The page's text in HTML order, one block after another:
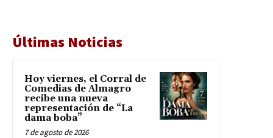
Últimas Noticias
Hoy viernes, el Corral de
Comedias de Almagro
recibe una nueva
representación de “La
dama boba”
7 de agosto de 2026